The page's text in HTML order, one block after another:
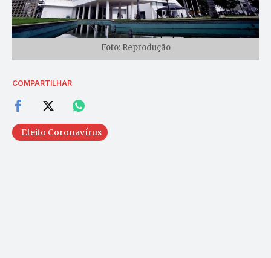
Foto: Reprodução
COMPARTILHAR
Efeito Coronavírus